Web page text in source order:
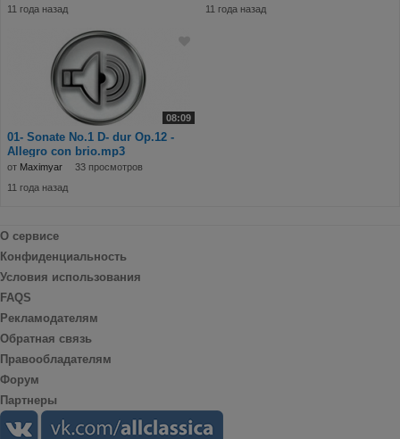
11 года назад
11 года назад
08:09
01- Sonate No.1 D- dur Op.12 -
Allegro con brio.mp3
от Maximyar
33 просмотров
11 года назад
О сервисе
Конфиденциальность
Условия использования
FAQS
Рекламодателям
Обратная связь
Правообладателям
Форум
Партнеры